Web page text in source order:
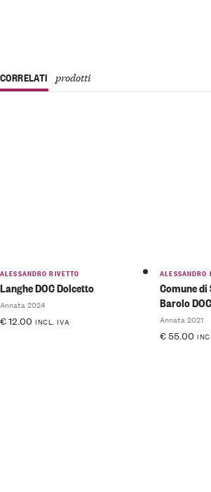
CORRELATI prodotti
ALESSANDRO RIVETTO
Langhe DOC Dolcetto
Annata 2024
€12.00 INCL. IVA
ALESSANDRO
Comune
Barolo
Annata 2021
€55.00